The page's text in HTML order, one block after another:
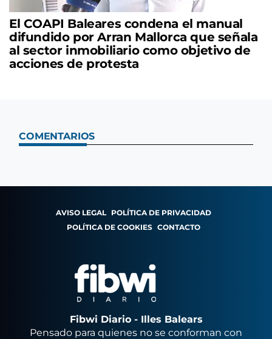
El COAPI Baleares condena el manual
difundido por Arran Mallorca que señala
al sector inmobiliario como objetivo de
acciones de protesta
COMENTARIOS
AVISO LEGAL POLÍTICA DE PRIVACIDAD
POLÍTICA DE COOKIES CONTACTO
Fibwi Diario - Illes Balears
Pensado para quienes no se conforman con